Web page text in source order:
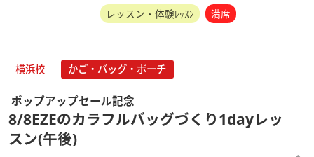
レッスン・体験ﾚｯｽﾝ 満席
横浜校 かご・バッグ・ポーチ
ポップアップセール記念
8/8EZEのカラフルバッグづくり1dayレッ
スン(午後)